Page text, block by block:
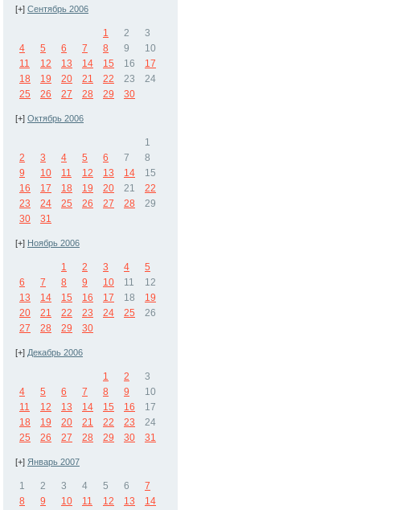
[+] Сентябрь 2006
1 2
3
4
5 6 7 8 9
10
11
12 13 14 15 16
17
18
19 20 21 22 23
24
25
26 27 28 29 30
[+] Октябрь 2006
1
2
3 4 5 6 7
8
9
10 11 12 13 14
15
16
17 18 19 20 21
22
23
24 25 26 27 28
29
30
31
[+] Ноябрь 2006
1 2 3 4
5
6
7 8 9 10 11
12
13
14 15 16 17 18
19
20
21 22 23 24 25
26
27
28 29 30
[+] Декабрь 2006
1 2
3
4
5 6 7 8 9
10
11
12 13 14 15 16
17
18
19 20 21 22 23
24
25
26 27 28 29 30 31
[+] Январь 2007
1 2 3 4 5 6
7
8
9 10 11 12 13
14